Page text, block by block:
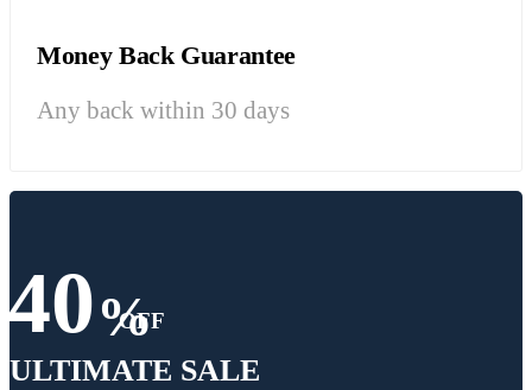
Money Back Guarantee
Any back within 30 days
40%
OFF
ULTIMATE SALE